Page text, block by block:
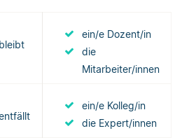
ein/e Dozent/in
die
Mitarbeiter/innen
ein/e Kolleg/in
die Expert/innen